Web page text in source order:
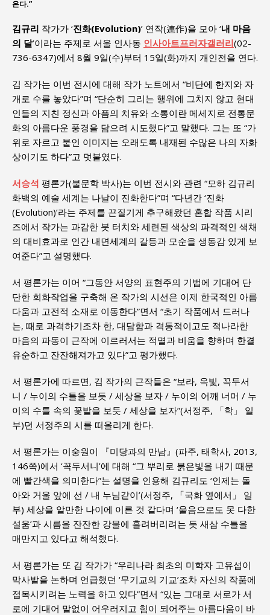
온다.”
김규리 작가가 ‘진화(Evolution)’ 연작(連作)을 모아 ‘내 마음
의 달’이라는 주제로 서울 인사동 인사아트프러자갤러리(02-
736-6347)에서 8월 9일(수)부터 15일(화)까지 개인전을 연다.
김 작가는 이번 전시에 대해 작가 노트에서 “비단에 한지와 자
개로 수를 놓았다”며 “단순히 그리는 행위에 그치지 않고 현대
인들의 지친 정신과 아픔의 치유와 소통이란 메세지로 전통문
화의 아름다운 풍경을 담으려 시도했다”고 말했다. 그는 또 “가
위로 자르고 붙인 이미지는 오래도록 내재된 수많은 나의 자화
상이기도 하다”고 덧붙였다.
서승석 평론가(불문학 박사)는 이번 전시와 관련 “모하 김규리
화백의 예술 세계는 나날이 진화한다”며 “다년간 ‘진화
(Evolution)’라는 주제를 끈질기게 추구해왔던 혼합 작품 시리
즈에서 작가는 과감한 붓 터치와 세련된 색상의 파격적인 색채
의 대비효과로 인간 내면세계의 갈등과 모순을 생동감 있게 보
여준다”고 설명했다.
서 평론가는 이어 “그동안 서양의 표현주의 기법에 기대어 단
단한 회화작업을 구축해 온 작가의 시선은 이제 한국적인 아름
다움과 고전적 소재로 이동한다”면서 “초기 작품에서 드러나
는, 때로 과격하기조차 한, 대담함과 격동적이고도 적나라한
마음의 파동이 근작에 이르러서는 적멸과 비움을 향하며 한결
유순하고 잔잔해져가고 있다”고 평가했다.
서 평론가에 따르면, 김 작가의 근작들은 “보라, 옥빛, 꼭두서
니 / 누이의 수틀을 보듯 / 세상을 보자 / 누이의 어깨 너머 / 누
이의 수틀 속의 꽃밭을 보듯 / 세상을 보자”(서정주, 「학」 일
부)던 서정주의 시를 떠올리게 한다.
서 평론가는 이숭원이 『미당과의 만남』(파주, 태학사, 2013,
146쪽)에서 ‘꼭두서니’에 대해 “그 뿌리로 붉은빛을 내기 때문
에 빨간색을 의미한다”는 설명을 인용해 김규리도 ‘인제는 돌
아와 거울 앞에 선 / 내 누님같이’(서정주, 「국화 옆에서」 일
부) 세상을 알만한 나이에 이른 것 같다며 ‘울음으로도 못 다한
설움’과 시름을 잔잔한 강물에 흘려버리려는 듯 새삼 수틀을
매만지고 있다고 해석했다.
서 평론가는 또 김 작가가 “우리나라 최초의 미학자 고유섭이
막사발을 논하며 언급했던 ‘무기교의 기교’조차 자신의 작품에
접목시키려는 노력을 하고 있다”면서 “있는 그대로 서로가 서
로에 기대어 말없이 어우러지고 힘이 되어주는 아름다움이 바